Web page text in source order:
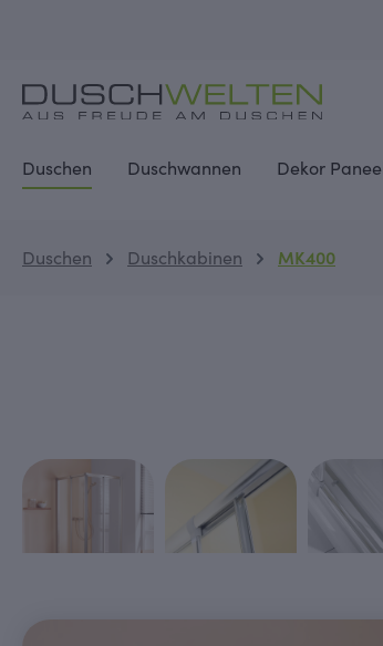
Duschen Duschwannen Dekor
Duschen Duschkabinen MK400